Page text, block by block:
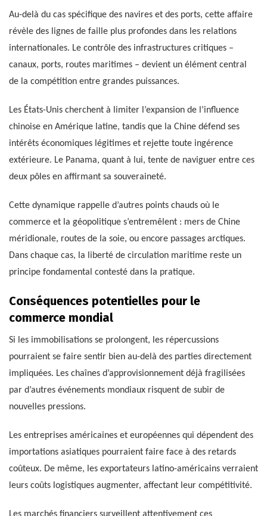
Au-delà du cas spécifique des navires et des ports, cette affaire
révèle des lignes de faille plus profondes dans les relations
internationales. Le contrôle des infrastructures critiques –
canaux, ports, routes maritimes – devient un élément central
de la compétition entre grandes puissances.
Les États-Unis cherchent à limiter l’expansion de l’influence
chinoise en Amérique latine, tandis que la Chine défend ses
intérêts économiques légitimes et rejette toute ingérence
extérieure. Le Panama, quant à lui, tente de naviguer entre ces
deux pôles en affirmant sa souveraineté.
Cette dynamique rappelle d’autres points chauds où le
commerce et la géopolitique s’entremêlent : mers de Chine
méridionale, routes de la soie, ou encore passages arctiques.
Dans chaque cas, la liberté de circulation maritime reste un
principe fondamental contesté dans la pratique.
Conséquences potentielles pour le
commerce mondial
Si les immobilisations se prolongent, les répercussions
pourraient se faire sentir bien au-delà des parties directement
impliquées. Les chaînes d’approvisionnement déjà fragilisées
par d’autres événements mondiaux risquent de subir de
nouvelles pressions.
Les entreprises américaines et européennes qui dépendent des
importations asiatiques pourraient faire face à des retards
coûteux. De même, les exportateurs latino-américains verraient
leurs coûts logistiques augmenter, affectant leur compétitivité.
Les marchés financiers surveillent attentivement ces